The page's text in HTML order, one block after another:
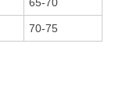
70-75